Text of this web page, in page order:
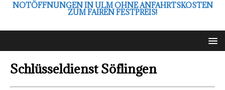
NOTÖFFNUNGEN IN ULM OHNE ANFAHRTSKOSTEN
ZUM FAIREN FESTPREIS!
Schlüsseldienst Söflingen